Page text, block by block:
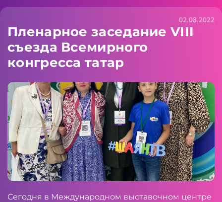
02.08.2022
Пленарное заседание VIII
съезда Всемирного
конгресса татар
Сегодня в Международном выставочном центре